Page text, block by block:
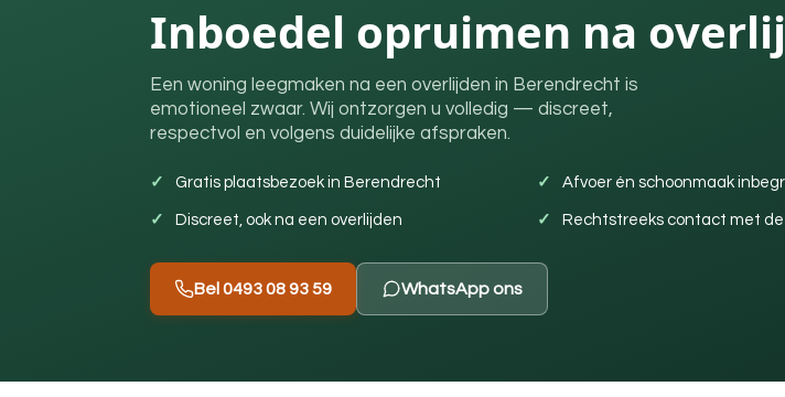
Inboedel opruimen na
Een woning leegmaken na een overlijden in Berendrecht is
emotioneel zwaar. Wij ontzorgen u volledig — discreet,
respectvol en volgens duidelijke afspraken.
Gratis plaatsbezoek in Berendrecht Afvoer én schoonmaak
Discreet, ook na een overlijden Rechtstreeks contact met
Bel 0493 08 93 59 WhatsApp ons